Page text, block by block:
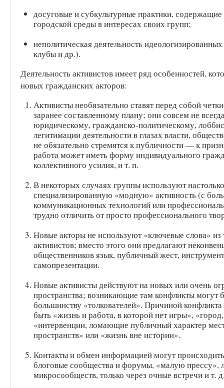
досуговые и субкультурные практики,
городской среды в интересах своих групп;
неполитическая деятельность
клубы и др.).
Деятельность активистов имеет ряд особенностей,
новых гражданских акторов:
Активисты необязательно ставят перед собой
заранее составленному плану; они совсем не
юридическому, гражданско-политическому,
легитимации деятельности в глазах власти,
не обязательно стремятся к публичности — к
работа может иметь форму индивидуального
коллективного усилия, и т. п.
В некоторых случаях группы используют
специализированную «модную» активность (с
коммуникационных технологий или
трудно отличить от просто профессионального
Новые акторы не используют «ключевые слова»
активистов; вместо этого они предлагают
общественников язык, публичный жест,
самопрезентации.
Новые активисты действуют на новых или очень
пространства; возникающие там конфликты могут
большинству «толкователей». Причиной
быть «жизнь и работа, в которой нет игры»,
«интервенции, ломающие публичный характер
пространств» или «жизнь вне истории».
Контакты и обмен информацией могут
блоговые сообщества и форумы, «малую прессу»,
микросообществ, только через очные встречи и т.